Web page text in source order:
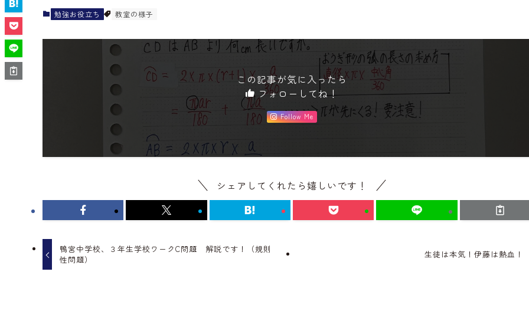
勉強お役立ち 教室の様子
この記事が気に入ったら
フォローしてね！
Follow Me
シェアしてくれたら嬉しいです！
鴨宮中学校、３年生学校ワークC問題 解説です！（規則
性問題）
生徒は本気！伊藤は熱血！